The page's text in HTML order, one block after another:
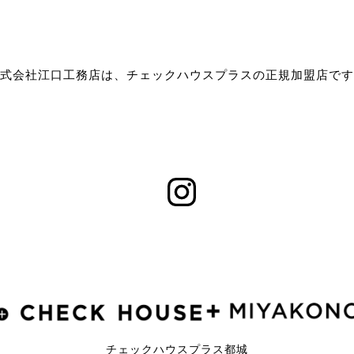
会社江口工務店は、チェックハウスプラスの正規加盟店で
チェックハウスプラス都城